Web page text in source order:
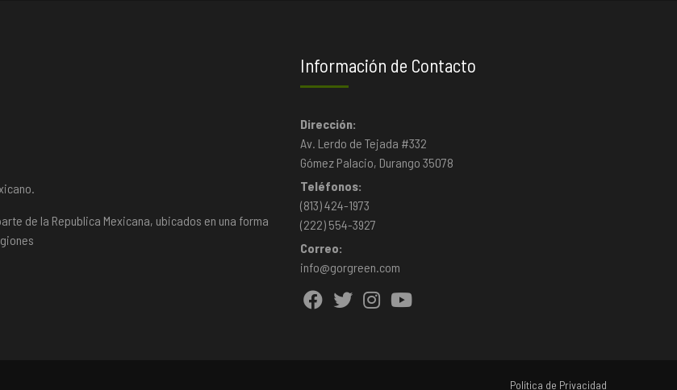
de la Republica Mexicana, ubicados en una forma
Información de Contacto
Dirección:
Av. Lerdo de Tejada #332
Gómez Palacio, Durango 35078
Teléfonos:
(813) 424-1973
(222) 554-3927
Correo:
info@gorgreen.com
Política de Privacidad